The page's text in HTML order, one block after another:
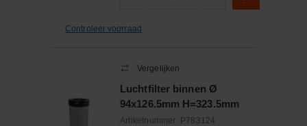
Controleer voorraad
Vergelijken
Luchtfilter binnen Ø
94x126.5mm H=323.5mm
Artikelnummer: P783124